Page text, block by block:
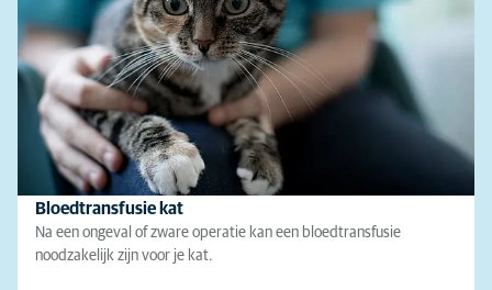
Bloedtransfusie kat
Na een ongeval of zware operatie kan een bloedtransfusie
noodzakelijk zijn voor je kat.